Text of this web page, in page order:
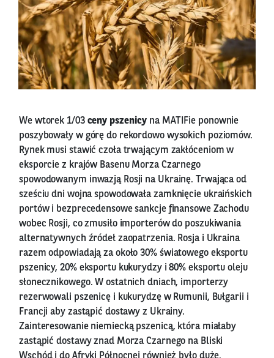
We wtorek 1/03 ceny pszenicy na MATIFie ponownie
poszybowały w górę do rekordowo wysokich poziomów.
Rynek musi stawić czoła trwającym zakłóceniom w
eksporcie z krajów Basenu Morza Czarnego
spowodowanym inwazją Rosji na Ukrainę. Trwająca od
sześciu dni wojna spowodowała zamknięcie ukraińskich
portów i bezprecedensowe sankcje finansowe Zachodu
wobec Rosji, co zmusiło importerów do poszukiwania
alternatywnych źródeł zaopatrzenia. Rosja i Ukraina
razem odpowiadają za około 30% światowego eksportu
pszenicy, 20% eksportu kukurydzy i 80% eksportu oleju
słonecznikowego. W ostatnich dniach, importerzy
rezerwowali pszenicę i kukurydzę w Rumunii, Bułgarii i
Francji aby zastąpić dostawy z Ukrainy.
Zainteresowanie niemiecką pszenicą, która miałaby
zastąpić dostawy znad Morza Czarnego na Bliski